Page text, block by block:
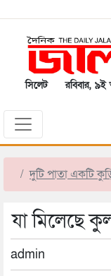
সিলেট রবিবার, ৯ই
দুটি পাতা একটি
যা মিলেছে
admin